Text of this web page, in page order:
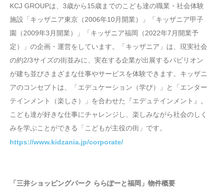
KCJ GROUPは、3歳から15歳までのこども達の職業・社会体験
施設「キッザニア東京（2006年10月開業）」「キッザニア甲子
園（2009年3月開業）」「キッザニア福岡（2022年7月開業予
定）」の企画・運営をしています。「キッザニア」は、現実社会
の約2/3サイズの街並みに、実在する企業が出展するパビリオン
が建ち並びさまざまな仕事やサービスを体験できます。キッザニ
アのコンセプトは、「エデュケーション（学び）」と「エンター
テインメント（楽しさ）」を合わせた『エデュテインメント』。
こども達が好きな仕事にチャレンジし、楽しみながら社会のしく
みを学ぶことができる「こどもが主役の街」です。
https://www.kidzania.jp/corporate/
「三井ショッピングパーク ららぽーと福岡」物件概要